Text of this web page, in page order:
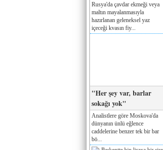
Rusya'da çavdar ekmeği veya
maltın mayalanmasıyla
hazırlanan geleneksel yaz
içeceği kvasın fiy...
"Her şey var, barlar
sokağı yok"
Analistlere göre Moskova'da
dünyanın ünlü eğlence
caddelerine benzer tek bir bar
bö...